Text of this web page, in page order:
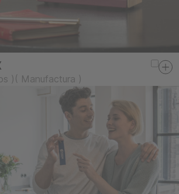
) ( Manufactura )